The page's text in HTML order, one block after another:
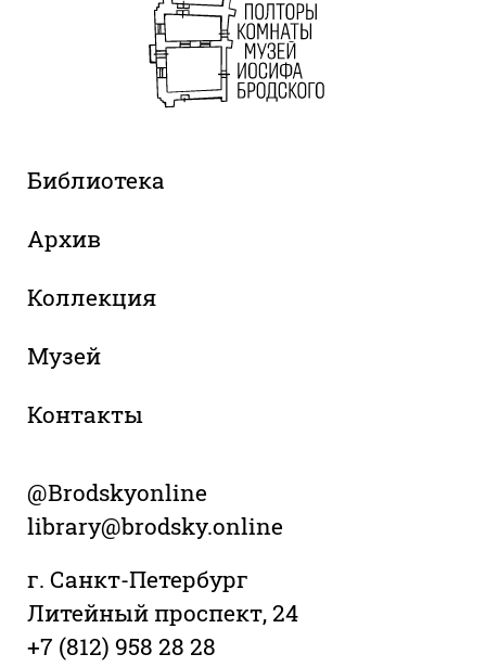
Библиотека
Архив
Коллекция
Музей
Контакты
@Brodskyonline
library@brodsky.online
г. Санкт-Петербург
Литейный проспект, 24
+7 (812) 958 28 28